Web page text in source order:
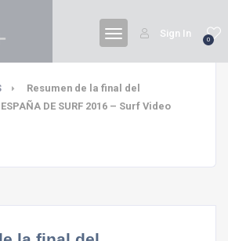
0
Sign In
Resumen de la final del
DE SURF 2016 – Surf Video